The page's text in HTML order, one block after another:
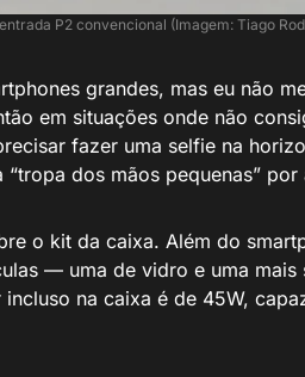
P2 convencional (Imagem: Tiago
grandes, mas eu não
em situações onde não
fazer uma selfie na
dos mãos pequenas”
o kit da caixa. Além do
— uma de vidro e uma mais
na caixa é de 45W,